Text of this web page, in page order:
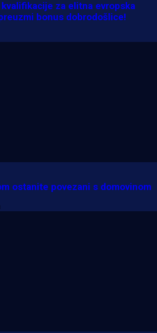
za elitna evropska
bonus dobrodošlice!
ostanite povezani s domovinom